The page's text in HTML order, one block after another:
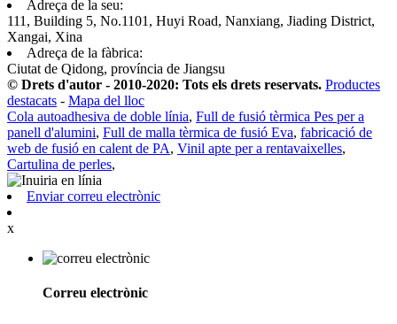
Adreça de la seu:
111, Building 5, No.1101, Huyi Road, Nanxiang, Jiading District,
Xangai, Xina
Adreça de la fàbrica:
Ciutat de Qidong, província de Jiangsu
© Drets d'autor - 2010-2020: Tots els drets reservats. Productes
destacats - Mapa del lloc
Cola autoadhesiva de doble línia, Full de fusió tèrmica Pes per a
panell d'alumini, Full de malla tèrmica de fusió Eva, fabricació de
web de fusió en calent de PA, Vinil apte per a rentavaixelles,
Cartulina de perles,
Enviar correu electrònic
x
Correu electrònic